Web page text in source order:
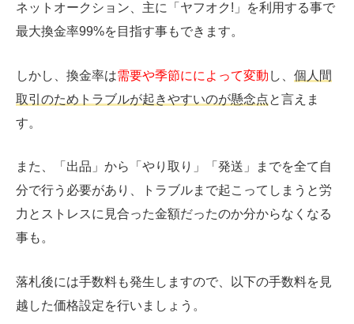
ネットオークション、主に「ヤフオク!」を利用する事で
最大換金率99%を目指す事もできます。
しかし、換金率は需要や季節にによって変動 し、 個人間
取引のためトラブルが起きやすいのが懸念点と言えま
す。
また、「出品」から「やり取り」「発送」までを全て自
分で行う必要があり、トラブルまで起こってしまうと労
力とストレスに見合った金額だったのか分からなくなる
事も。
落札後には手数料も発生しますので、以下の手数料を見
越した価格設定を行いましょう。